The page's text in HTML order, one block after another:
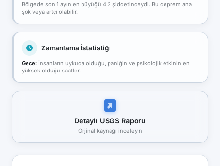
Bölgede son 1 ayın en büyüğü 4.2 şiddetindeydi. Bu deprem ana
şok veya artçı olabilir.
Zamanlama İstatistiği
Gece: İnsanların uykuda olduğu, paniğin ve psikolojik etkinin en
yüksek olduğu saatler.
Detaylı USGS Raporu
Orjinal kaynağı inceleyin